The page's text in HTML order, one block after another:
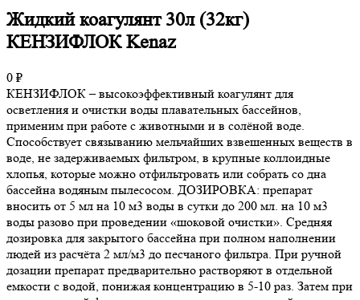
Жидкий коагулянт 30л (32кг)
КЕНЗИФЛОК Kenaz
0 ₽
КЕНЗИФЛОК – высокоэффективный коагулянт для
осветления и очистки воды плавательных бассейнов,
применим при работе с животными и в солёной воде.
Способствует связыванию мельчайших взвешенных веществ в
воде, не задерживаемых фильтром, в крупные коллоидные
хлопья, которые можно отфильтровать или собрать со дна
бассейна водяным пылесосом. ДОЗИРОВКА: препарат
вносить от 5 мл на 10 м3 воды в сутки до 200 мл. на 10 м3
воды разово при проведении «шоковой очистки». Средняя
дозировка для закрытого бассейна при полном наполнении
людей из расчёта 2 мл/м3 до песчаного фильтра. При ручной
дозации препарат предварительно растворяют в отдельной
емкости с водой, понижая концентрацию в 5-10 раз. Затем при